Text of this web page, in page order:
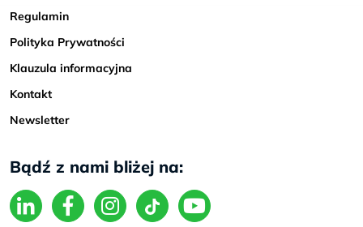
Regulamin
Polityka Prywatności
Klauzula informacyjna
Kontakt
Newsletter
Bądź z nami bliżej na: